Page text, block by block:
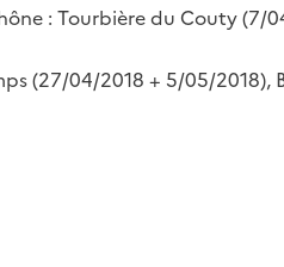
: Tourbière du Couty
(27/04/2018 + 5/05/